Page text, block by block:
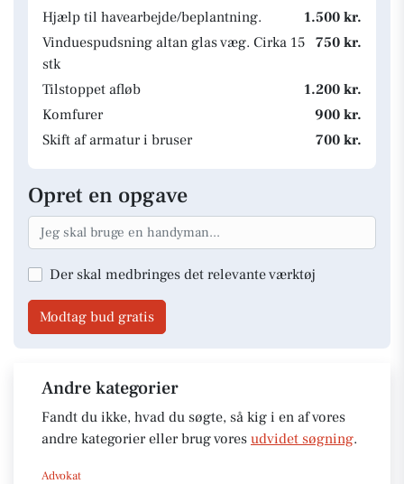
Hjælp til havearbejde/beplantning.
1.500 kr.
Vinduespudsning altan glas væg. Cirka 15
stk
750 kr.
Tilstoppet afløb
1.200 kr.
Komfurer
900 kr.
Skift af armatur i bruser
700 kr.
Opret en opgave
Der skal medbringes det relevante værktøj
Modtag bud gratis
Andre kategorier
Fandt du ikke, hvad du søgte, så kig i en af vores
andre kategorier eller brug vores udvidet søgning.
Advokat